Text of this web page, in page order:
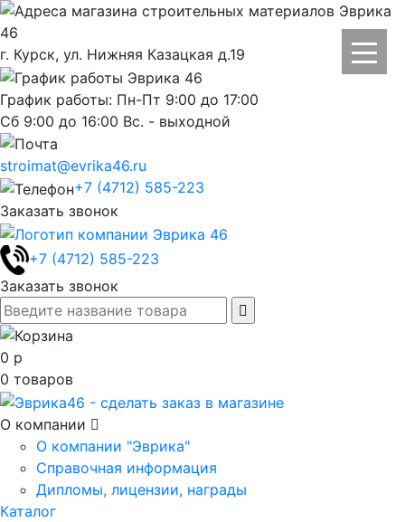
г. Курск, ул. Нижняя Казацкая д.19
График работы: Пн-Пт 9:00 до 17:00
Сб 9:00 до 16:00 Вс. - выходной
stroimat@evrika46.ru
+7 (4712) 585-223
Заказать звонок
+7 (4712) 585-223
Заказать звонок
0 р
0 товаров
О компании
О компании "Эврика"
Справочная информация
Дипломы, лицензии, награды
Каталог